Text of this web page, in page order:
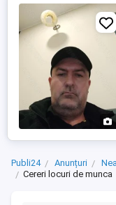
Publi24 Anunțuri
Cereri locuri de munca